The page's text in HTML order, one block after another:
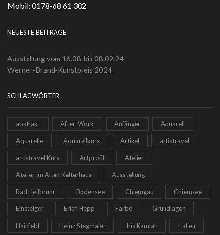
Mobil: 0178-68 61 302
NEUESTE BEITRÄGE
Ausstellung vom 16.08. bis 08.09.24
Werner-Brand-Kunstpreis 2024
SCHLAGWÖRTER
abstrakt After-Work Anfänger Aquarell
Aquarelle Aquarellkurs Artikel artistravel
artistravel Kurs Artprofil Atelier
Atelier im Alten Kelterhaus Ausstellung
Bad Heilbrunn Bodensee Chiemgau Chiemsee
Einsteiger Erich Hepp Farbe Grundlagen
Hainfeld Heinz Stegmaier Iris Kamlah Italien